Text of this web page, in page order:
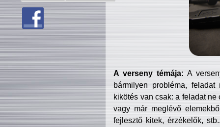
A verseny témája: A
bármilyen probléma, feladat
kikötés van csak: a feladat
vagy már meglévő
fejlesztő kitek, érzékelők,